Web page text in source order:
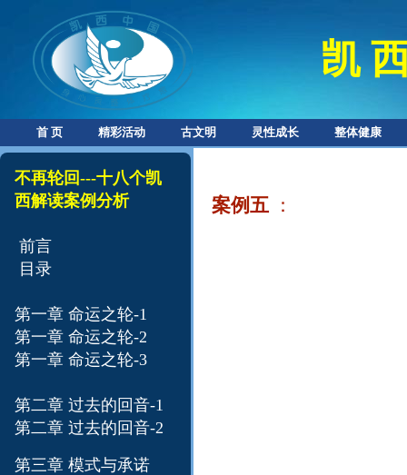
凯
首 页 精彩活动 古文明 灵性成长 整体健康
案例五 ：
不再轮回---十八个凯
西解读案例分析​
前言
目录
第一章 命运之轮-1
第一章 命运之轮-2
第一章 命运之轮-3
第二章 过去的回音-1
第二章 过去的回音-2
第三章 模式与承诺